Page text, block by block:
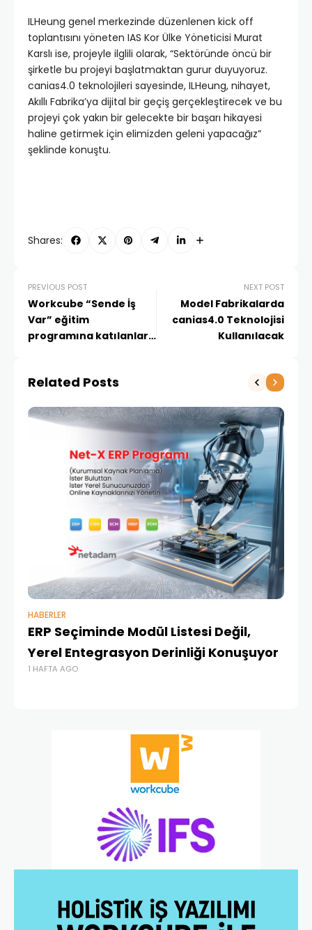
ILHeung genel merkezinde düzenlenen kick off
toplantısını yöneten IAS Kor Ülke Yöneticisi Murat
Karslı ise, projeyle ilglili olarak, “Sektöründe öncü bir
şirketle bu projeyi başlatmaktan gurur duyuyoruz.
canias4.0 teknolojileri sayesinde, ILHeung, nihayet,
Akıllı Fabrika’ya dijital bir geçiş gerçekleştirecek ve bu
projeyi çok yakın bir gelecekte bir başarı hikayesi
haline getirmek için elimizden geleni yapacağız”
şeklinde konuştu.
Shares:
PREVIOUS POST
Workcube “Sende İş
Var” eğitim
programına katılanlara
NEXT POST
Model Fabrikalarda
canias4.0 Teknolojisi
Kullanılacak
Related Posts
HABERLER
ERP Seçiminde Modül Listesi Değil,
Yerel Entegrasyon Derinliği Konuşuyor
1 HAFTA AGO